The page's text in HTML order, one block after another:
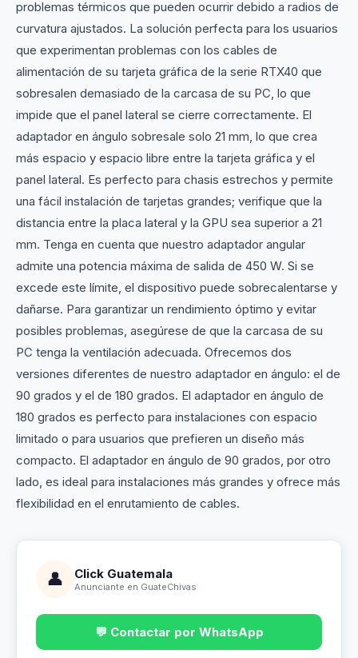
problemas térmicos que pueden ocurrir debido a radios de
curvatura ajustados. La solución perfecta para los usuarios
que experimentan problemas con los cables de
alimentación de su tarjeta gráfica de la serie RTX40 que
sobresalen demasiado de la carcasa de su PC, lo que
impide que el panel lateral se cierre correctamente. El
adaptador en ángulo sobresale solo 21 mm, lo que crea
más espacio y espacio libre entre la tarjeta gráfica y el
panel lateral. Es perfecto para chasis estrechos y permite
una fácil instalación de tarjetas grandes; verifique que la
distancia entre la placa lateral y la GPU sea superior a 21
mm. Tenga en cuenta que nuestro adaptador angular
admite una potencia máxima de salida de 450 W. Si se
excede este límite, el dispositivo puede sobrecalentarse y
dañarse. Para garantizar un rendimiento óptimo y evitar
posibles problemas, asegúrese de que la carcasa de su
PC tenga la ventilación adecuada. Ofrecemos dos
versiones diferentes de nuestro adaptador en ángulo: el de
90 grados y el de 180 grados. El adaptador en ángulo de
180 grados es perfecto para instalaciones con espacio
limitado o para usuarios que prefieren un diseño más
compacto. El adaptador en ángulo de 90 grados, por otro
lado, es ideal para instalaciones más grandes y ofrece más
flexibilidad en el enrutamiento de cables.
👤 Click Guatemala
Anunciante en GuateChivas
💬 Contactar por WhatsApp